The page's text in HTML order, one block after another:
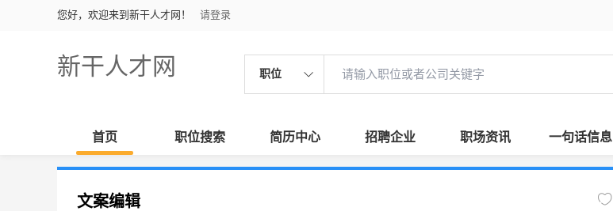
您好，欢迎来到新干人才网！ 请登录
新干人才网 职位
首页 职位搜索 简历中心 招聘企业 职场资讯 一句话信息
文案编辑